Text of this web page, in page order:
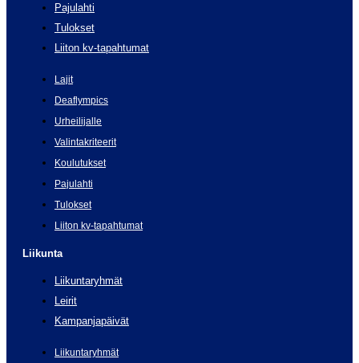
Pajulahti
Tulokset
Liiton kv-tapahtumat
Lajit
Deaflympics
Urheilijalle
Valintakriteerit
Koulutukset
Pajulahti
Tulokset
Liiton kv-tapahtumat
Liikunta
Liikuntaryhmät
Leirit
Kampanjapäivät
Liikuntaryhmät